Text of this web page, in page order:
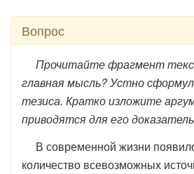
Вопрос
Прочитайте фрагмент
главная мысль? Устно
тезиса. Кратко изложите
приводятся для его
В современной жизни
количество всевозможных